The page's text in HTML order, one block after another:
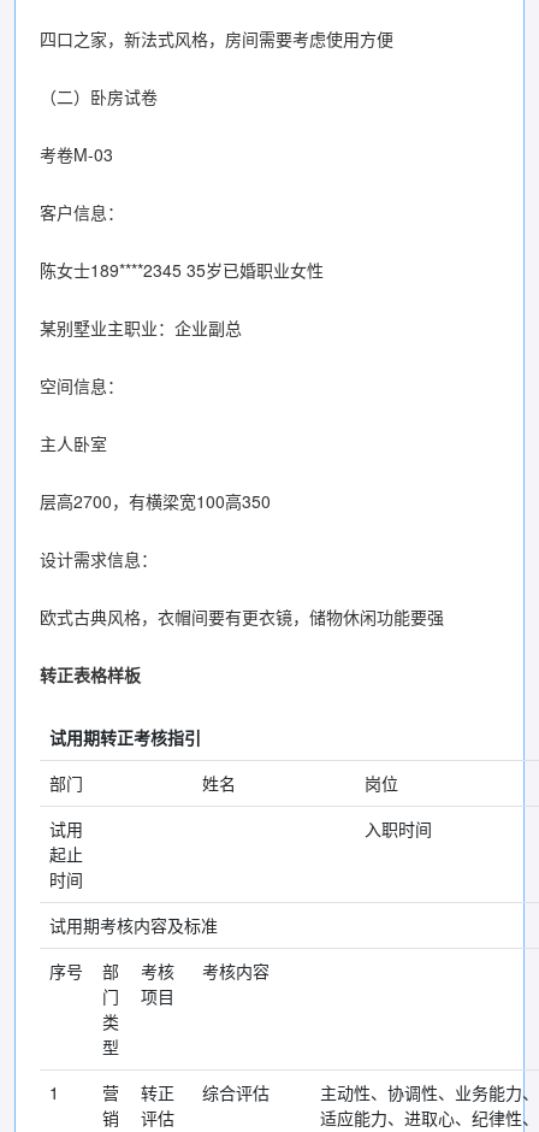
四口之家，新法式风格，房间需要考虑使用方便
（二）卧房试卷
考卷M-03
客户信息：
陈女士189****2345 35岁已婚职业女性
某别墅业主职业：企业副总
空间信息：
主人卧室
层高2700，有横梁宽100高350
设计需求信息：
欧式古典风格，衣帽间要有更衣镜，储物休闲功能要强
转正表格样板
试用期转正考核指引
部门
姓名
岗位
试用
起止
时间
入职时间
试用期考核内容及标准
序号
部
门
类
型
考核
项目
考核内容
1
营
销
转正
评估
综合评估
主动性、协调性、业务能力、
适应能力、进取心、纪律性、